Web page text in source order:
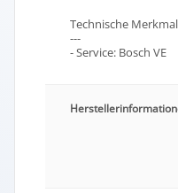
Technische
---
- Service: Bosch VE